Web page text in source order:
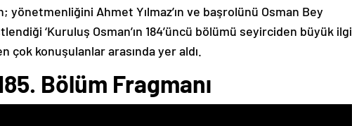
yönetmenliğini Ahmet Yılmaz’ın ve başrolünü Osman Bey
‘Kuruluş Osman’ın 184’üncü bölümü seyirciden büyük ilgi
çok konuşulanlar arasında yer aldı.
Bölüm Fragmanı